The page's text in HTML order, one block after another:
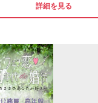
詳細を見る